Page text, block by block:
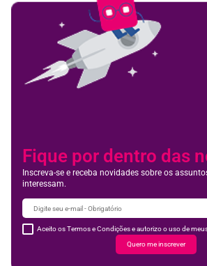
Fique por dentro das
Inscreva-se e receba novidades sobre os
interessam.
Aceito os Termos e Condições e autorizo o uso de
Quero me inscrever